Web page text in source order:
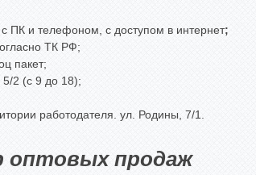
ПК и телефоном, с доступом в интернет;
ТК РФ;
пакет;
2 (c 9 до 18);
работодателя. ул. Родины, 7/1.
оптовых продаж